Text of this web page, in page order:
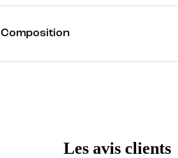
Composition
Les avis clients